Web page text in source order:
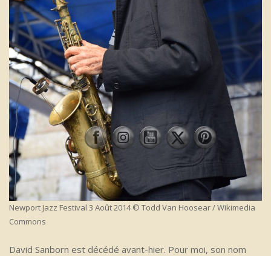
Newport Jazz Festival 3 Août 2014 © Todd Van Hoosear / Wikimedia
Commons
David Sanborn est décédé avant-hier. Pour moi, son nom